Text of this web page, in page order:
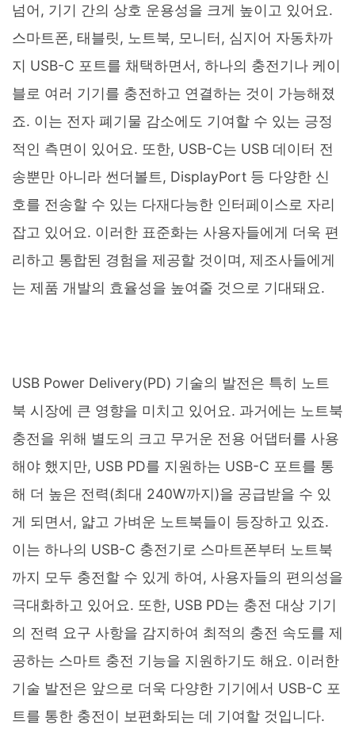
넘어, 기기 간의 상호 운용성을 크게 높이고 있어요.
스마트폰, 태블릿, 노트북, 모니터, 심지어 자동차까
지 USB-C 포트를 채택하면서, 하나의 충전기나 케이
블로 여러 기기를 충전하고 연결하는 것이 가능해졌
죠. 이는 전자 폐기물 감소에도 기여할 수 있는 긍정
적인 측면이 있어요. 또한, USB-C는 USB 데이터 전
송뿐만 아니라 썬더볼트, DisplayPort 등 다양한 신
호를 전송할 수 있는 다재다능한 인터페이스로 자리
잡고 있어요. 이러한 표준화는 사용자들에게 더욱 편
리하고 통합된 경험을 제공할 것이며, 제조사들에게
는 제품 개발의 효율성을 높여줄 것으로 기대돼요.
USB Power Delivery(PD) 기술의 발전은 특히 노트
북 시장에 큰 영향을 미치고 있어요. 과거에는 노트북
충전을 위해 별도의 크고 무거운 전용 어댑터를 사용
해야 했지만, USB PD를 지원하는 USB-C 포트를 통
해 더 높은 전력(최대 240W까지)을 공급받을 수 있
게 되면서, 얇고 가벼운 노트북들이 등장하고 있죠.
이는 하나의 USB-C 충전기로 스마트폰부터 노트북
까지 모두 충전할 수 있게 하여, 사용자들의 편의성을
극대화하고 있어요. 또한, USB PD는 충전 대상 기기
의 전력 요구 사항을 감지하여 최적의 충전 속도를 제
공하는 스마트 충전 기능을 지원하기도 해요. 이러한
기술 발전은 앞으로 더욱 다양한 기기에서 USB-C 포
트를 통한 충전이 보편화되는 데 기여할 것입니다.